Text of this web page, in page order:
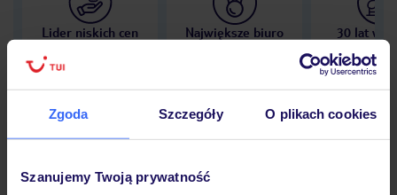
Zgoda Szczegóły O plikach cookies
Szanujemy Twoją prywatność
Lider niskich cen
Największe biuro
30 lat w